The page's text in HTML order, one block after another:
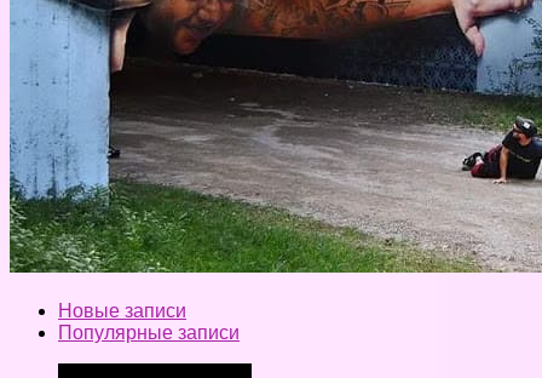
Новые записи
Популярные записи